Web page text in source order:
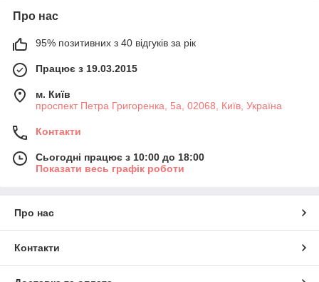
Про нас
95% позитивних з 40 відгуків за рік
Працює з 19.03.2015
м. Київ
проспект Петра Григоренка, 5а, 02068, Київ, Україна
Контакти
Сьогодні працює з 10:00 до 18:00
Показати весь графік роботи
Про нас
Контакти